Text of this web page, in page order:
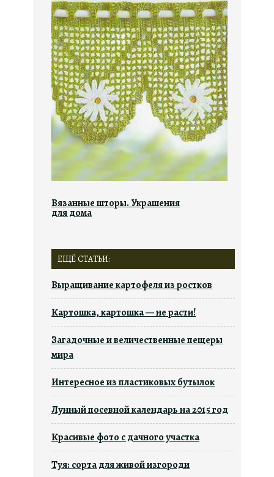
Вязанные шторы. Украшения
для дома
ЕЩЁ СТАТЬИ:
Выращивание картофеля из ростков
Картошка, картошка — не расти!
Загадочные и величественные пещеры
мира
Интересное из пластиковых бутылок
Лунный посевной календарь на 2015 год
Красивые фото с дачного участка
Туя: сорта для живой изгороди